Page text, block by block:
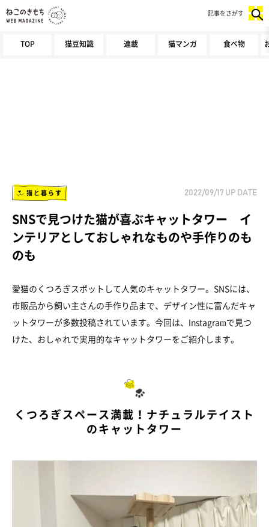
TOP 猫豆知識 連載 猫マンガ 食べ物
記事をさがす
猫と暮らす 2022/09/17 UP DATE
SNSで見つけた猫が喜ぶキャットタワー イ
ンテリアとしておしゃれなものや手作りのも
のも
愛猫のくつろぎスポットして人気のキャットタワー。SNSには、
市販品から飼い主さんの手作り品まで、デザイン性に富んだキャ
ットタワーが多数投稿されています。今回は、Instagramで見つ
けた、おしゃれで実用的なキャットタワーをご紹介します。
くつろぎスペース満載！ナチュラルテイスト
のキャットタワー